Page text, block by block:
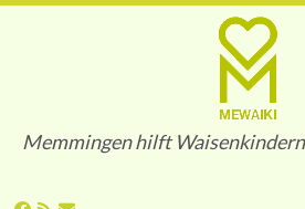
Memmingen hilft